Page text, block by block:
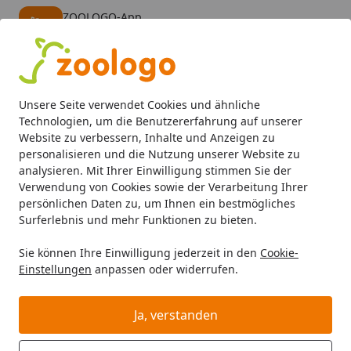
Unsere Seite verwendet Cookies und ähnliche
Technologien, um die Benutzererfahrung auf unserer
Website zu verbessern, Inhalte und Anzeigen zu
personalisieren und die Nutzung unserer Website zu
analysieren. Mit Ihrer Einwilligung stimmen Sie der
Verwendung von Cookies sowie der Verarbeitung Ihrer
persönlichen Daten zu, um Ihnen ein bestmögliches
Surferlebnis und mehr Funktionen zu bieten.
Sie können Ihre Einwilligung jederzeit in den Cookie-
Einstellungen anpassen oder widerrufen.
Ja, verstanden
ZOOLOGO-App
Alle Produkte
Mein Konto
Suchen
Startseite
Aquaristik Aquarienfilter, Pumpen & Zubehör
EHEIM Aquarien Bio-Filtermedium
für höchste biologische
4.9 (10 Bewertungen)